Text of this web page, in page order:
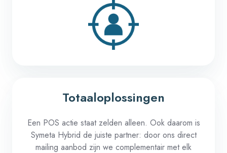
Totaaloplossingen
Een POS actie staat zelden alleen. Ook daarom is
Symeta Hybrid de juiste partner: door ons direct
mailing aanbod zijn we complementair met elk